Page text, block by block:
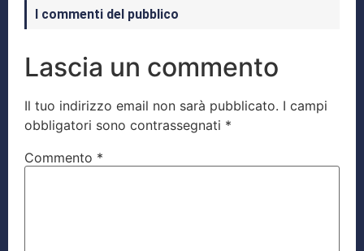
I commenti del pubblico
Lascia un commento
Il tuo indirizzo email non sarà pubblicato. I campi
obbligatori sono contrassegnati *
Commento *